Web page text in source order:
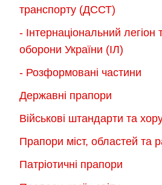
транспорту (ДССТ)
- Інтернаціональний легіон
оборони України (ІЛ)
- Розформовані частини
Державні прапори
Військові штандарти та
Прапори міст, областей та
Патріотичні прапори